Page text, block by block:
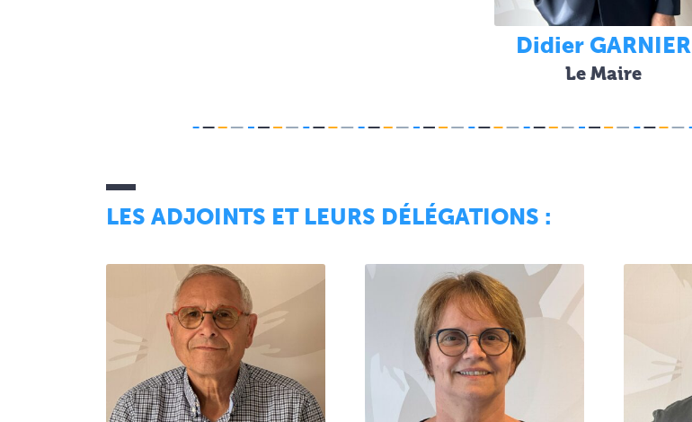
Didier GARNIER
Le Maire
LES ADJOINTS ET LEURS DÉLÉGATIONS :